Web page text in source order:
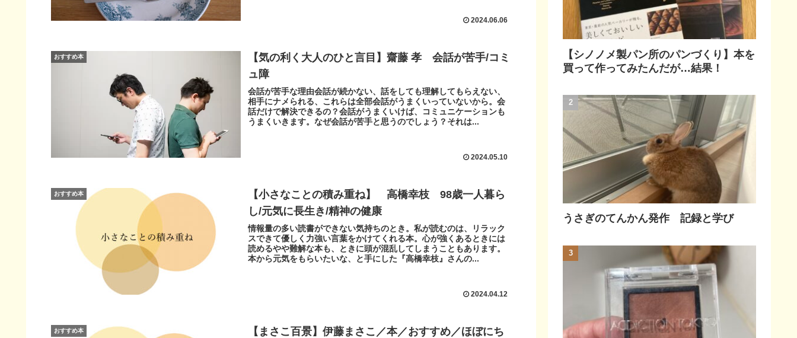
2024.06.06
おすすめ本
【気の利く大人のひと言目】齋藤 孝 会話が苦手/コミ
ュ障
会話が苦手な理由会話が続かない、話をしても理解してもらえない、
相手にナメられる、これらは全部会話がうまくいっていないから。会
話だけで解決できるの？会話がうまくいけば、コミュニケーションも
うまくいきます。なぜ会話が苦手と思うのでしょう？それは...
2024.05.10
おすすめ本
【小さなことの積み重ね】 高橋幸枝 98歳一人暮ら
し/元気に長生き/精神の健康
情報量の多い読書ができない気持ちのとき。私が読むのは、リラック
スできて優しく力強い言葉をかけてくれる本。心が強くあるときには
読めるやや難解な本も、ときに頭が混乱してしまうこともあります。
本から元気をもらいたいな、と手にした『高橋幸枝』さんの...
2024.04.12
おすすめ本 【まさこ百景】伊藤まさこ／本／おすすめ／ほぼにち
【シノノメ製パン所のパンづくり】本を
買って作ってみたんだが…結果！
うさぎのてんかん発作 記録と学び